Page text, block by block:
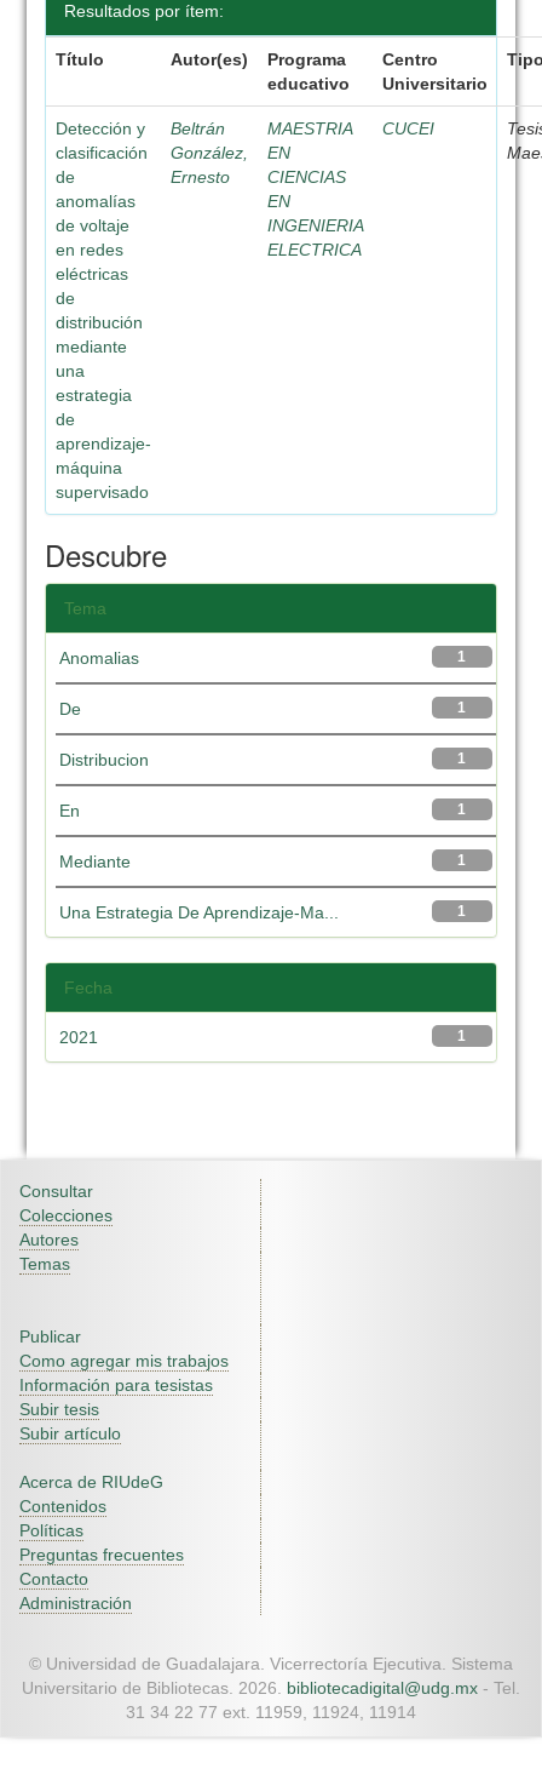
Resultados por ítem:
Título Autor(es)
Programa
educativo
Centro
Universitario
Detección y
clasificación
de
anomalías
de voltaje
en redes
eléctricas
de
distribución
mediante
una
estrategia
de
aprendizaje-
máquina
supervisado
Beltrán
González,
Ernesto
MAESTRIA
EN
CIENCIAS
EN
INGENIERIA
ELECTRICA
CUCEI
Descubre
Tema
1
Anomalias
1
De
1
Distribucion
1
En
1
Mediante
1
Una Estrategia De Aprendizaje-Ma...
Fecha
1
2021
Consultar
Colecciones
Autores
Temas
Publicar
Como agregar mis trabajos
Información para tesistas
Subir tesis
Subir artículo
Acerca de RIUdeG
Contenidos
Políticas
Preguntas frecuentes
Contacto
Administración
© Universidad de Guadalajara. Vicerrectoría Ejecutiva. Sistema
Universitario de Bibliotecas. 2026. bibliotecadigital@udg.mx - Tel.
31 34 22 77 ext. 11959, 11924, 11914